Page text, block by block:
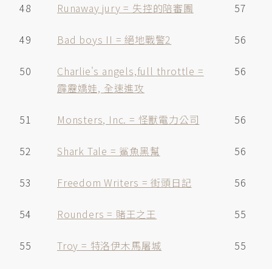
48 Runaway jury = 失控的陪審團 57
49 Bad boys II = 絕地戰警2 56
50
Charlie's angels,full throttle =
霹靂嬌娃, 全速進攻
56
51 Monsters, Inc. = 怪獸電力公司 56
52 Shark Tale = 鯊魚黑幫 56
53 Freedom Writers = 街頭日記 56
54 Rounders = 賭王之王 55
55 Troy = 特洛伊木馬屠城 55